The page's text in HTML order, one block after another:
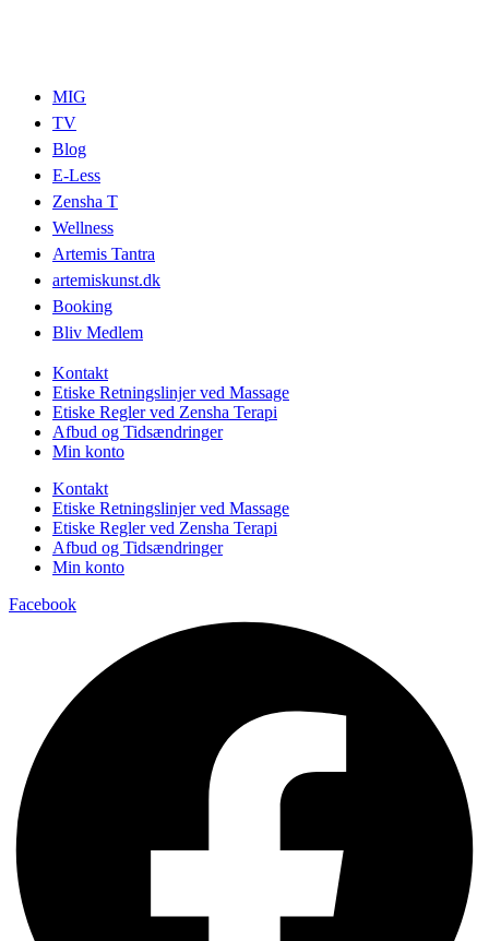
MIG
TV
Blog
E-Less
Zensha T
Wellness
Artemis Tantra
artemiskunst.dk
Booking
Bliv Medlem
Kontakt
Etiske Retningslinjer ved Massage
Etiske Regler ved Zensha Terapi
Afbud og Tidsændringer
Min konto
Kontakt
Etiske Retningslinjer ved Massage
Etiske Regler ved Zensha Terapi
Afbud og Tidsændringer
Min konto
Facebook